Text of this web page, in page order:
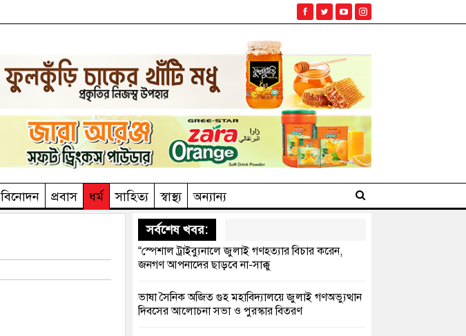
বিনোদন প্রবাস ধর্ম সাহিত‌্য স্বাস্থ্য
অন্যান্য
সর্বশেষ খবর:
“স্পেশাল ট্রাইব্যুনালে জুলাই গণহত্যার বিচার করেন,
জনগণ আপনাদের ছাড়বে না-সাক্কু
ভাষা সৈনিক অজিত গুহ মহাবিদ্যালয়ে জুলাই গণঅভ্যুত্থান
দিবসের আলোচনা সভা ও পুরস্কার বিতরণ